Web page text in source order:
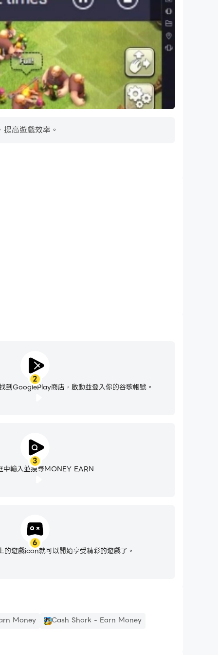
高遊戲效率。
2
到GooglePlay商店，啟動並登入你的谷歌帳號。
3
中輸入並搜尋MONEY EARN
6
的遊戲icon就可以開始享受精彩的遊戲了。
Money Cash Shark - Earn Money